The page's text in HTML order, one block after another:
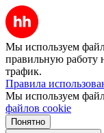
Мы используем
правильную работу
трафик.
Правила
Мы используем
файлов cookie
Понятно